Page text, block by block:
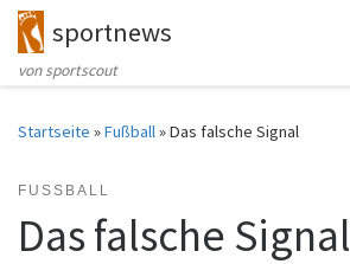
Zum Inhalt springen
sportnews
von sportscout
Startseite »Fußball »Das falsche Signal
FUSSBALL
Das falsche Signal